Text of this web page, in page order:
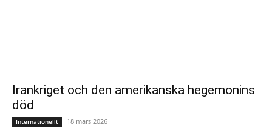
Irankriget och den amerikanska hegemonins
död
Internationellt 18 mars 2026